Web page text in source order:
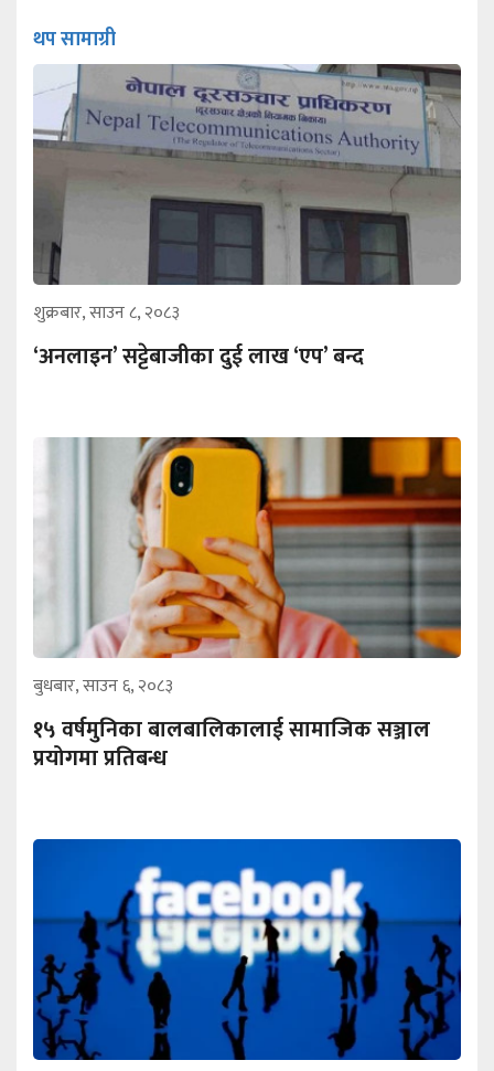
थप सामाग्री
शुक्रबार, साउन ८, २०८३
‘अनलाइन’ सट्टेबाजीका दुई लाख ‘एप’ बन्द
बुधबार, साउन ६, २०८३
१५ वर्षमुनिका बालबालिकालाई सामाजिक सञ्जाल
प्रयोगमा प्रतिबन्ध